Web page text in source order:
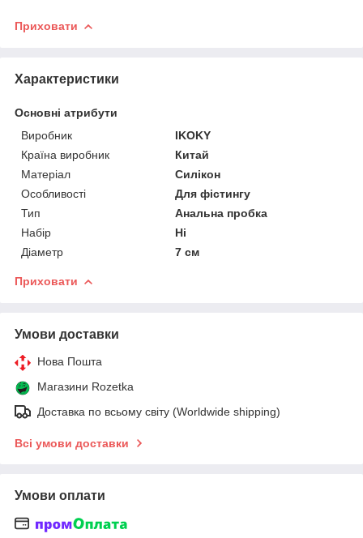
Приховати
Характеристики
Основні атрибути
Виробник
IKOKY
Країна виробник
Китай
Матеріал
Силікон
Особливості
Для фістингу
Тип
Анальна пробка
Набір
Ні
Діаметр
7 см
Приховати
Умови доставки
Нова Пошта
Магазини Rozetka
Доставка по всьому світу (Worldwide shipping)
Всі умови доставки
Умови оплати